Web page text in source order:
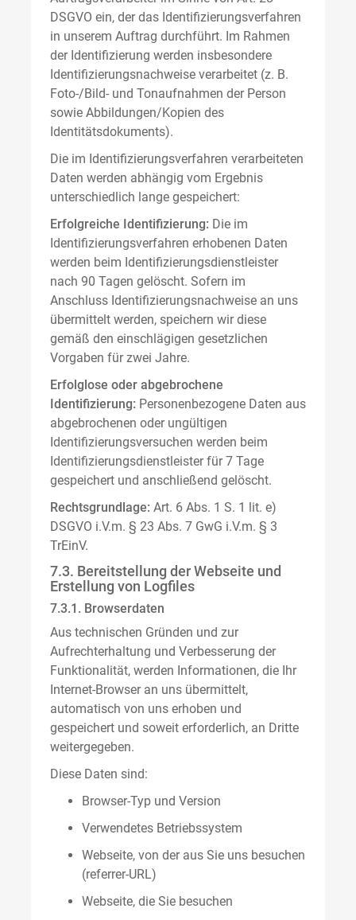
DSGVO ein, der das Identifizierungsverfahren
in unserem Auftrag durchführt. Im Rahmen
der Identifizierung werden insbesondere
Identifizierungsnachweise verarbeitet (z. B.
Foto-/Bild- und Tonaufnahmen der Person
sowie Abbildungen/Kopien des
Identitätsdokuments).
Die im Identifizierungsverfahren verarbeiteten
Daten werden abhängig vom Ergebnis
unterschiedlich lange gespeichert:
Erfolgreiche Identifizierung: Die im
Identifizierungsverfahren erhobenen Daten
werden beim Identifizierungsdienstleister
nach 90 Tagen gelöscht. Sofern im
Anschluss Identifizierungsnachweise an uns
übermittelt werden, speichern wir diese
gemäß den einschlägigen gesetzlichen
Vorgaben für zwei Jahre.
Erfolglose oder abgebrochene
Identifizierung: Personenbezogene Daten aus
abgebrochenen oder ungültigen
Identifizierungsversuchen werden beim
Identifizierungsdienstleister für 7 Tage
gespeichert und anschließend gelöscht.
Rechtsgrundlage: Art. 6 Abs. 1 S. 1 lit. e)
DSGVO i.V.m. § 23 Abs. 7 GwG i.V.m. § 3
TrEinV.
7.3. Bereitstellung der Webseite und
Erstellung von Logfiles
7.3.1. Browserdaten
Aus technischen Gründen und zur
Aufrechterhaltung und Verbesserung der
Funktionalität, werden Informationen, die Ihr
Internet-Browser an uns übermittelt,
automatisch von uns erhoben und
gespeichert und soweit erforderlich, an Dritte
weitergegeben.
Diese Daten sind:
Browser-Typ und Version
Verwendetes Betriebssystem
Webseite, von der aus Sie uns besuchen
(referrer-URL)
Webseite, die Sie besuchen